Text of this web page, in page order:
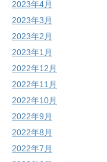
2023年4月
2023年3月
2023年2月
2023年1月
2022年12月
2022年11月
2022年10月
2022年9月
2022年8月
2022年7月